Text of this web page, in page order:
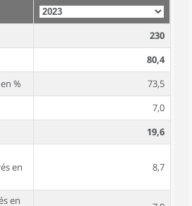
230
80,4
%
73,5
7,0
19,6
en
8,7
en